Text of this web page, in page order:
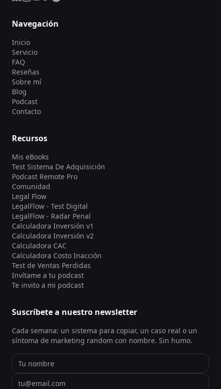
Navegación
Inicio
Servicio
FAQ
Reseñas
Sobre mí
Blog
Podcast
Contacto
Recursos
Mis eBooks
Test Sistema De Adquisición
Podcast Remote Pro
Comunidad
Legal Flow
LegalFlow - Test Digital
LegalFlow - Radar Penal
Calculadora Inversión v1
Calculadora Inversión v2
Calculadora CAC
Calculadora Costo Inacción
Test de Ventas Perdidas
Invítame a tu podcast
Te invito a mi podcast
Suscríbete a nuestro newsletter
Cada semana: un sistema para copiar, un caso real o un
síntoma de marketing random con nombre. Sin humo.